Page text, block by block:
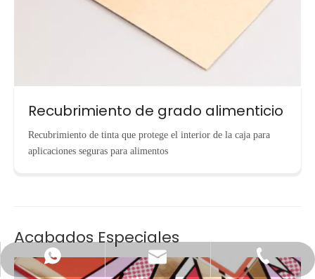
Recubrimiento de grado alimenticio
Recubrimiento de tinta que protege el interior de la caja para
aplicaciones seguras para alimentos
Acabados Especiales
Contactar vía WhatsApp
info@cnecopackaging.com
+86-15221732206